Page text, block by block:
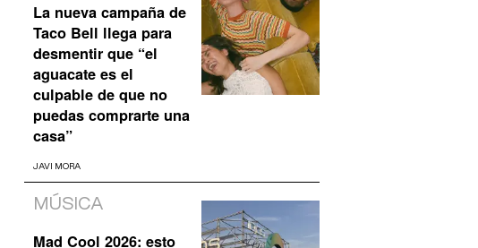
La nueva campaña de
Taco Bell llega para
desmentir que “el
aguacate es el
culpable de que no
puedas comprarte una
casa”
JAVI MORA
MÚSICA
Mad Cool 2026: esto